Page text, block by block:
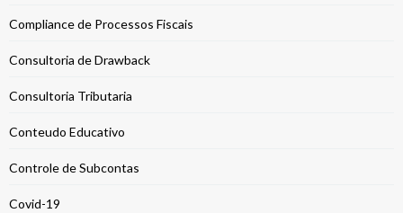
Compliance de Processos Fiscais
Consultoria de Drawback
Consultoria Tributaria
Conteudo Educativo
Controle de Subcontas
Covid-19